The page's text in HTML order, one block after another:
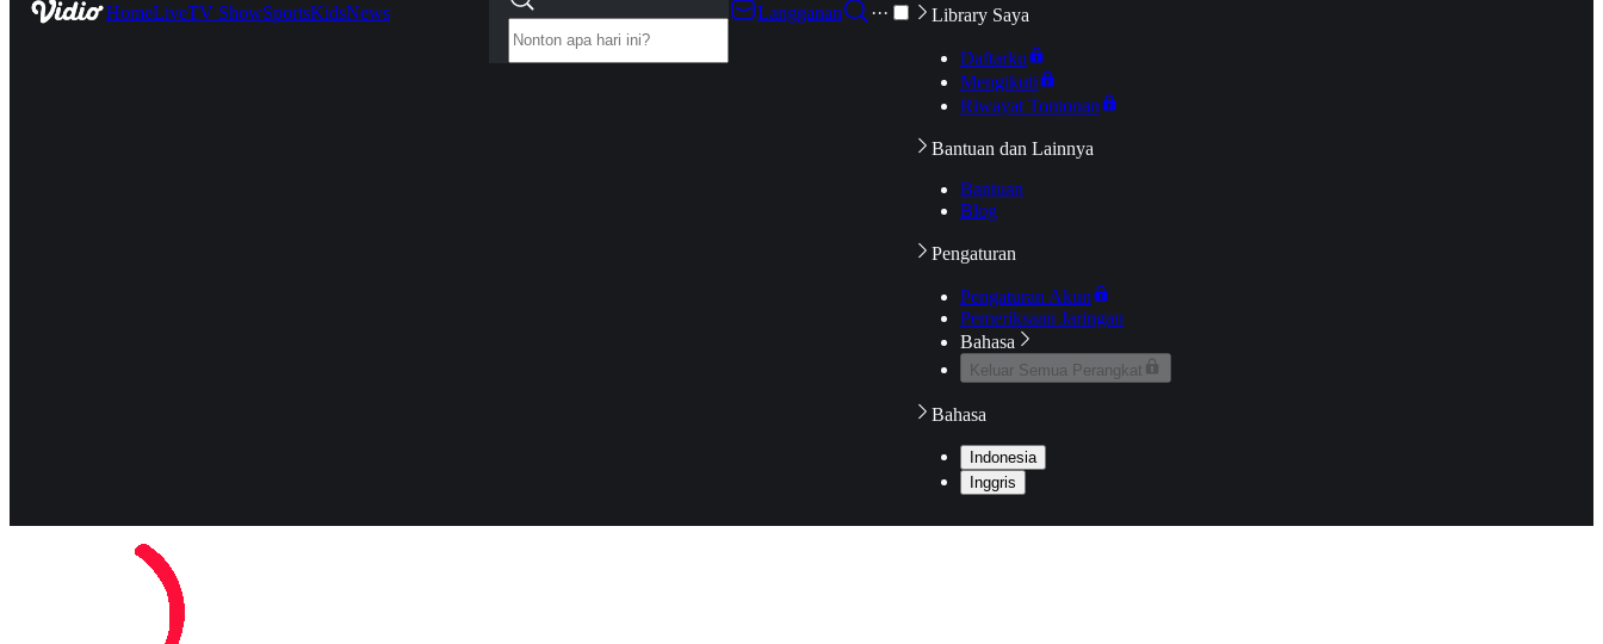
HomeLiveTV ShowSportsKidsNews
Langganan
··· Library Saya
Daftarku
Mengikuti
Riwayat Tontonan
Bantuan dan Lainnya
Bantuan
Blog
Pengaturan
Pengaturan Akun
Pemeriksaan Jaringan
Bahasa
Keluar Semua Perangkat
Bahasa
Indonesia
Inggris